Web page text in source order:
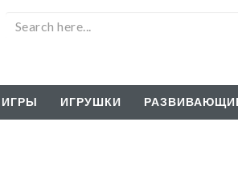
ИГРЫ ИГРУШКИ